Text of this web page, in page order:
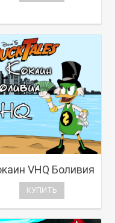
VHQ Боливия
КУПИТЬ